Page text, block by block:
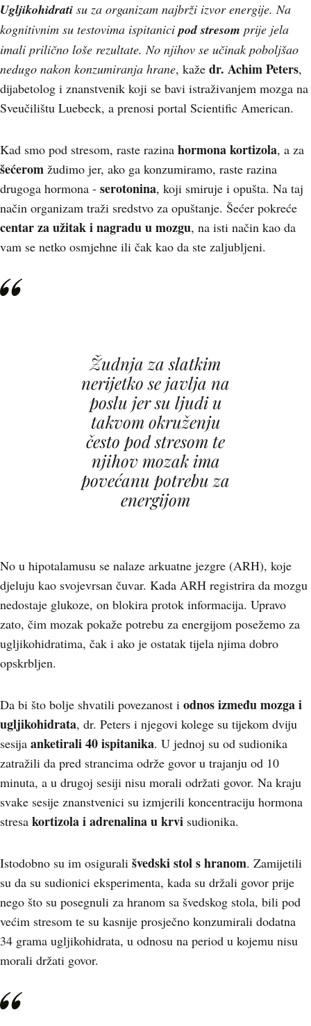
Ugljikohidrati su za organizam najbrži izvor energije. Na
kognitivnim su testovima ispitanicipod stresom prije jela
imali prilično loše rezultate. No njihov se učinak poboljšao
nedugo nakon konzumiranja hrane, kaže dr. Achim Peters,
dijabetolog i znanstvenik koji se bavi istraživanjem mozga na
Sveučilištu Luebeck, a prenosi portal Scientific American.
Kad smo pod stresom, raste razina hormona kortizola, a za
šećerom žudimo jer, ako ga konzumiramo, raste razina
drugoga hormona - serotonina, koji smiruje i opušta. Na taj
način organizam traži sredstvo za opuštanje. Šećer pokreće
centar za užitak i nagradu u mozgu, na isti način kao da
vam se netko osmjehne ili čak kao da ste zaljubljeni.
Žudnja za slatkim
nerijetko se javlja na
poslu jer su ljudi u
takvom okruženju
često pod stresom te
njihov mozak ima
povećanu potrebu za
energijom
No u hipotalamusu se nalaze arkuatne jezgre (ARH), koje
djeluju kao svojevrsan čuvar. Kada ARH registrira da mozgu
nedostaje glukoze, on blokira protok informacija. Upravo
zato, čim mozak pokaže potrebu za energijom posežemo za
ugljikohidratima, čak i ako je ostatak tijela njima dobro
opskrbljen.
Da bi što bolje shvatili povezanost i odnos između mozga i
ugljikohidrata, dr. Peters i njegovi kolege su tijekom dviju
sesija anketirali 40 ispitanika. U jednoj su od sudionika
zatražili da pred strancima održe govor u trajanju od 10
minuta, a u drugoj sesiji nisu morali održati govor. Na kraju
svake sesije znanstvenici su izmjerili koncentraciju hormona
stresa kortizola i adrenalina u krvi sudionika.
Istodobno su im osigurali švedski stol s hranom. Zamijetili
su da su sudionici eksperimenta, kada su držali govor prije
nego što su posegnuli za hranom sa švedskog stola, bili pod
većim stresom te su kasnije prosječno konzumirali dodatna
34 grama ugljikohidrata, u odnosu na period u kojemu nisu
morali držati govor.